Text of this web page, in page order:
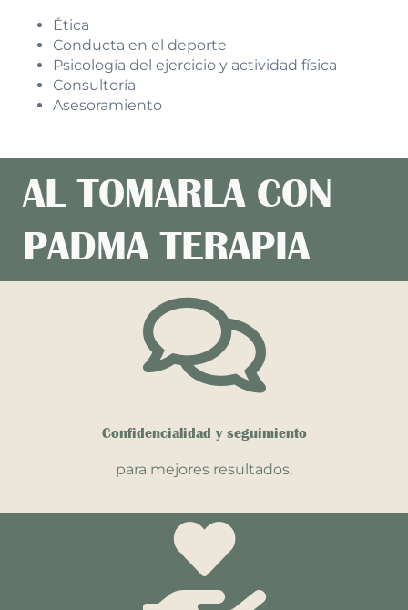
Ética
Conducta en el deporte
Psicología del ejercicio y actividad física
Consultoría
Asesoramiento
AL TOMARLA CON
PADMA TERAPIA
Confidencialidad y seguimiento
para mejores resultados.